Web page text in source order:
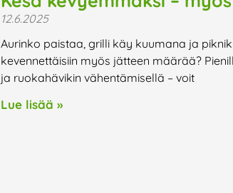
12.6.2025
Aurinko paistaa, grilli käy kuumana ja
kevennettäisiin myös jätteen määrää?
ja ruokahävikin vähentämisellä – voit
Lue lisää »